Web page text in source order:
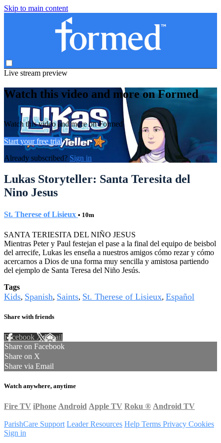
Skip to main content
Live stream preview
Watch this video and more on Formed
Watch this video and more on Formed
Start your free trial
Already subscribed? Sign in
Lukas Storyteller: Santa Teresita del
Nino Jesus
St. Therese of Lisieux • 10m
SANTA TERIESITA DEL NIÑO JESUS
Mientras Peter y Paul festejan el pase a la final del equipo de beisbol
del arrecife, Lukas les enseña a nuestros amigos cómo rezar y cómo
acercarnos a Dios de una forma muy sencilla y amistosa partiendo
del ejemplo de Santa Teresa del Niño Jesús.
Tags
Kids, Spanish, Saints, St. Therese of Lisieux, Español
Share with friends
Facebook XEmail
Share on Facebook
Share on X
Share via Email
Watch anywhere, anytime
Fire TV iPhone Android Apple TV Roku ® Android TV
ParishCare Support Leader Resources Help Terms Privacy Cookies
Sign in